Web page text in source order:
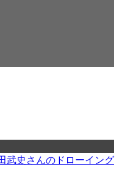
武史さんのドローイング